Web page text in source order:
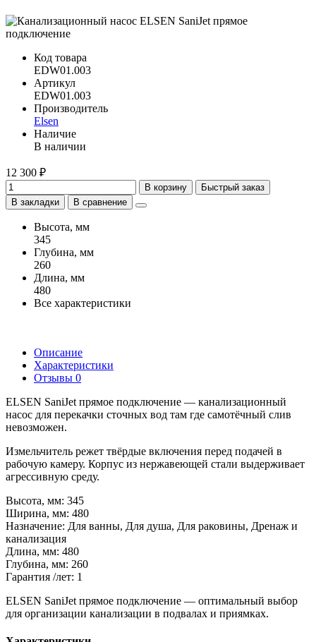
Код товара
EDW01.003
Артикул
EDW01.003
Производитель
Elsen
Наличие
В наличии
12 300 ₽
В корзину
Быстрый заказ
В закладки
В сравнение
Высота, мм
345
Глубина, мм
260
Длина, мм
480
Все характеристики
Описание
Характеристики
Отзывы 0
ELSEN SaniJet прямое подключение — канализационный
насос для перекачки сточных вод там где самотёчный слив
невозможен.
Измельчитель режет твёрдые включения перед подачей в
рабочую камеру. Корпус из нержавеющей стали выдерживает
агрессивную среду.
Высота, мм: 345
Ширина, мм: 480
Назначение: Для ванны, Для душа, Для раковины, Дренаж и
канализация
Длина, мм: 480
Глубина, мм: 260
Гарантия /лет: 1
ELSEN SaniJet прямое подключение — оптимальный выбор
для организации канализации в подвалах и приямках.